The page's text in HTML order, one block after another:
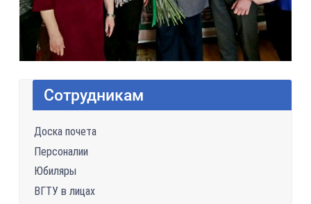
Сотрудникам
Доска почета
Персоналии
Юбиляры
ВГТУ в лицах